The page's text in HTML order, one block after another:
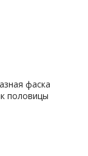
фаска
половицы